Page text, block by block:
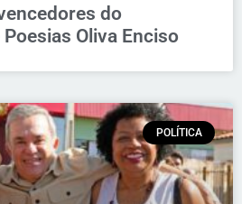
do
Oliva Enciso
POLÍTICA